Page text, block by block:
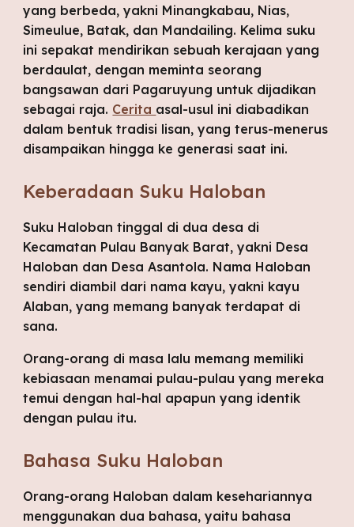
yang berbeda, yakni Minangkabau, Nias,
Simeulue, Batak, dan Mandailing. Kelima suku
ini sepakat mendirikan sebuah kerajaan yang
berdaulat, dengan meminta seorang
bangsawan dari Pagaruyung untuk dijadikan
sebagai raja. Cerita asal-usul ini diabadikan
dalam bentuk tradisi lisan, yang terus-menerus
disampaikan hingga ke generasi saat ini.
Keberadaan Suku Haloban
Suku Haloban tinggal di dua desa di
Kecamatan Pulau Banyak Barat, yakni Desa
Haloban dan Desa Asantola. Nama Haloban
sendiri diambil dari nama kayu, yakni kayu
Alaban, yang memang banyak terdapat di
sana.
Orang-orang di masa lalu memang memiliki
kebiasaan menamai pulau-pulau yang mereka
temui dengan hal-hal apapun yang identik
dengan pulau itu.
Bahasa Suku Haloban
Orang-orang Haloban dalam kesehariannya
menggunakan dua bahasa, yaitu bahasa